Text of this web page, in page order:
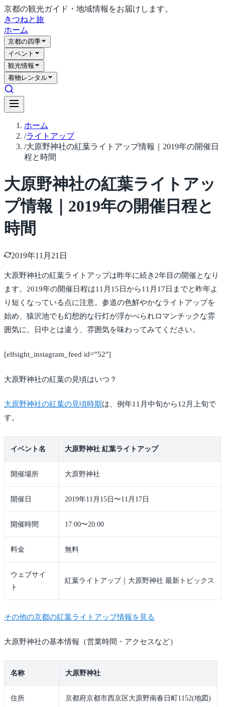
京都の観光ガイド・地域情報をお届けします。
きつねと旅
ホーム
京都の四季
イベント
観光情報
着物レンタル
ホーム
/ライトアップ
/大原野神社の紅葉ライトアップ情報｜2019年の開催日
程と時間
大原野神社の紅葉ライトアッ
プ情報｜2019年の開催日程と
時間
2019年11月21日
大原野神社の紅葉ライトアップは昨年に続き2年目の開催となり
ます。2019年の開催日程は11月15日から11月17日までと昨年よ
り短くなっている点に注意。参道の色鮮やかなライトアップを
始め、猿沢池でも幻想的な行灯が浮かべられロマンチックな雰
囲気に。日中とは違う、雰囲気を味わってみてください。
[elfsight_instagram_feed id=”52″]
大原野神社の紅葉の見頃はいつ？
大原野神社の紅葉の見頃時期は、例年11月中旬から12月上旬で
す。
イベント名 大原野神社 紅葉ライトアップ
開催場所 大原野神社
開催日 2019年11月15日〜11月17日
開催時間 17:00〜20:00
料金 無料
ウェブサイ
ト
紅葉ライトアップ｜大原野神社 最新トピックス
その他の京都の紅葉ライトアップ情報を見る
大原野神社の基本情報（営業時間・アクセスなど）
名称 大原野神社
住所 京都府京都市西京区大原野南春日町1152(地図)